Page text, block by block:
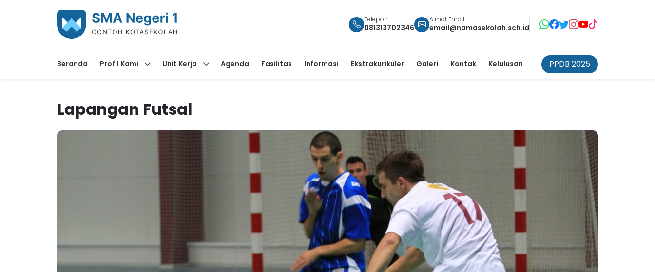
Telepon
081313702346
Almat Email
email@namasekolah.sch.id
Beranda Profil Kami Unit Kerja Agenda Fasilitas Informasi Ekstrakurikuler Galeri Kontak Kelulusan PPDB 2025
Lapangan Futsal